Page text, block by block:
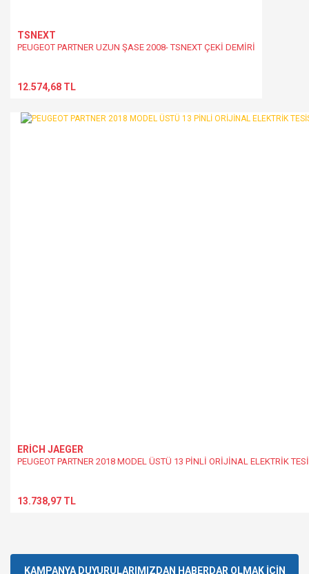
TSNEXT
PEUGEOT PARTNER UZUN ŞASE 2008- TSNEXT ÇEKİ DEMİRİ
12.574,68 TL
ERİCH JAEGER
PEUGEOT PARTNER 2018 MODEL ÜSTÜ 13 PİNLİ ORİJİNAL ELEKTRİK
13.738,97 TL
KAMPANYA DUYURULARIMIZDAN HABERDAR OLMAK İÇİN